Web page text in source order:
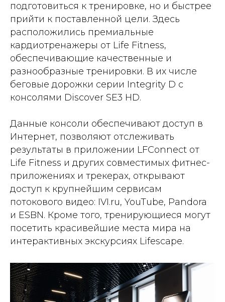
подготовиться к тренировке, но и быстрее
прийти к поставленной цели. Здесь
расположились премиальные
кардиотренажеры от Life Fitness,
обеспечивающие качественные и
разнообразные тренировки. В их числе
беговые дорожки серии Integrity D с
консолями Discover SE3 HD.
Данные консоли обеспечивают доступ в
Интернет, позволяют отслеживать
результаты в приложении LFConnect от
Life Fitness и других совместимых фитнес-
приложениях и трекерах, открывают
доступ к крупнейшим сервисам
потокового видео: IVI.ru, YouTube, Pandora
и ESBN. Кроме того, тренирующиеся могут
посетить красивейшие места мира на
интерактивных экскурсиях Lifescape.